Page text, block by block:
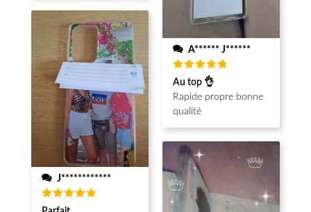
J************
Note5
A****** J******
Note5
sur 5
Au top 👌
Rapide propre bonne
qualité